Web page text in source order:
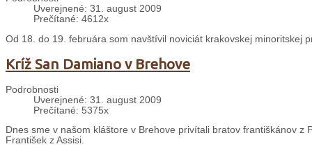
Uverejnené: 31. august 2009
Prečítané: 4612x
Od 18. do 19. februára som navštívil noviciát krakovskej minoritskej
Kríž San Damiano v Brehove
Podrobnosti
Uverejnené: 31. august 2009
Prečítané: 5375x
Dnes sme v našom kláštore v Brehove privítali bratov františkánov
František z Assisi.